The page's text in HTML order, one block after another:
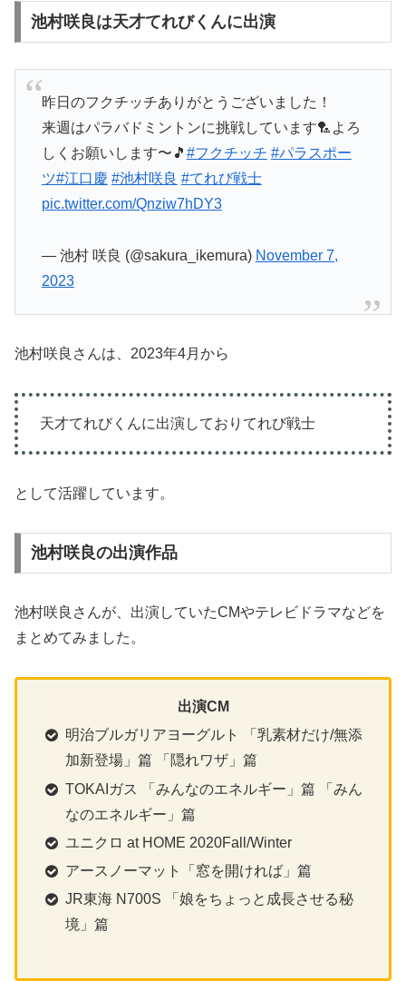
池村咲良は天才てれびくんに出演
昨日のフクチッチありがとうございました！
来週はパラバドミントンに挑戦しています🏸よろ
しくお願いします〜🎵 #フクチッチ #パラスポー
ツ#江口慶 #池村咲良 #てれび戦士
pic.twitter.com/Qnziw7hDY3
— 池村 咲良 (@sakura_ikemura) November 7,
2023
池村咲良さんは、2023年4月から
天才てれびくんに出演しておりてれび戦士
として活躍しています。
池村咲良の出演作品
池村咲良さんが、出演していたCMやテレビドラマなどを
まとめてみました。
出演CM
明治ブルガリアヨーグルト 「乳素材だけ/無添
加新登場」篇 「隠れワザ」篇
TOKAIガス 「みんなのエネルギー」篇 「みん
なのエネルギー」篇
ユニクロ at HOME 2020Fall/Winter
アースノーマット「窓を開ければ」篇
JR東海 N700S 「娘をちょっと成長させる秘
境」篇